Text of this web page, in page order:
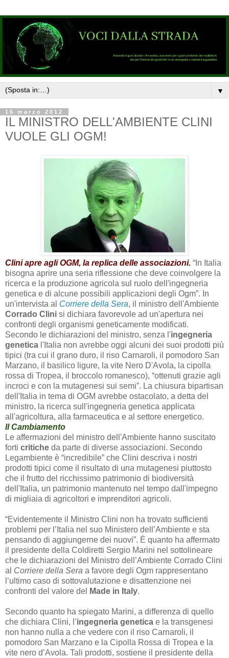
▼
16 marzo 2012
IL MINISTRO DELL'AMBIENTE CLINI
VUOLE GLI OGM!
Clini apre agli OGM, la replica delle associazioni. “In Italia
bisogna aprire una seria riflessione che deve coinvolgere la
ricerca e la produzione agricola sul ruolo dell'ingegneria
genetica e di alcune possibili applicazioni degli Ogm”. In
un'intervista al Corriere della Sera, il ministro dell'Ambiente
Corrado Clini si dichiara favorevole ad un'apertura nei
confronti degli organismi geneticamente modificati.
Secondo le dichiarazioni del ministro, senza l'ingegneria
genetica l'Italia non avrebbe oggi alcuni dei suoi prodotti più
tipici (tra cui il grano duro, il riso Carnaroli, il pomodoro San
Marzano, il basilico ligure, la vite Nero D'Avola, la cipolla
rossa di Tropea, il broccolo romanesco), “ottenuti grazie agli
incroci e con la mutagenesi sui semi”. La chiusura bipartisan
dell'Italia in tema di OGM avrebbe ostacolato, a detta del
ministro, la ricerca sull'ingegneria genetica applicata
all'agricoltura, alla farmaceutica e al settore energetico.
Il Cambiamento
Le affermazioni del ministro dell'Ambiente hanno suscitato
forti critiche da parte di diverse associazioni. Secondo
Legambiente è “incredibile” che Clini descriva i nostri
prodotti tipici come il risultato di una mutagenesi piuttosto
che il frutto del ricchissimo patrimonio di biodiversità
dell'Italia, un patrimonio mantenuto nel tempo dall'impegno
di migliaia di agricoltori e imprenditori agricoli.
“Evidentemente il Ministro Clini non ha trovato sufficienti
problemi per l’Italia nel suo Ministero dell’Ambiente e sta
pensando di aggiungerne dei nuovi”. È quanto ha affermato
il presidente della Coldiretti Sergio Marini nel sottolineare
che le dichiarazioni del Ministro dell’Ambiente Corrado Clini
al Corriere della Sera a favore degli Ogm rappresentano
l’ultimo caso di sottovalutazione e disattenzione nei
confronti del valore del
Made in Italy.
Secondo quanto ha spiegato Marini, a differenza di quello
che dichiara Clini, l’ingegneria genetica e la transgenesi
non hanno nulla a che vedere con il riso Carnaroli, il
pomodoro San Marzano e la Cipolla Rossa di Tropea e la
vite nero d’Avola. Tali prodotti, sostiene il presidente della